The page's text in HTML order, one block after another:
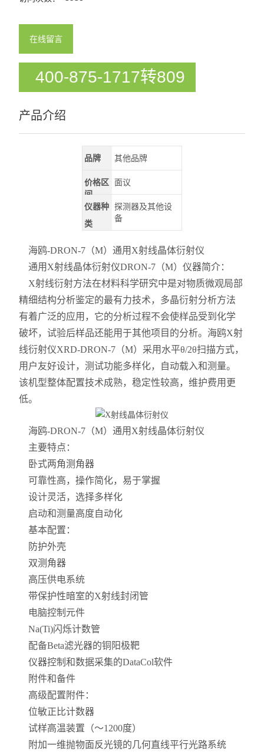
在线留言
400-875-1717转809
产品介绍
品牌 其他品牌
价格区
间
面议
仪器种
类
探测器及其他设
备
海鸥-DRON-7（M）通用X射线晶体衍射仪
通用X射线晶体衍射仪DRON-7（M）仪器简介：
X射线衍射方法在材料科学研究中是对物质微观局部
精细结构分析鉴定的最有力技术，多晶衍射分析方法
有着广泛的应用，它的分析过程不会使样品受到化学
破坏，试验后样品还能用于其他项目的分析。海鸥X射
线衍射仪XRD-DRON-7（M）采用水平θ/2θ扫描方式，
用户友好设计，测试功能多样化，自动载入和测量。
该机型整体配置技术成熟，稳定性较高，维护费用更
低。
海鸥-DRON-7（M）通用X射线晶体衍射仪
主要特点：
卧式两角测角器
可靠性高，操作简化，易于掌握
设计灵活，选择多样化
启动和测量高度自动化
基本配置：
防护外壳
双测角器
高压供电系统
带保护性暗室的X射线封闭管
电脑控制元件
Na(Ti)闪烁计数管
配备Beta滤光器的铜阳极靶
仪器控制和数据采集的DataCol软件
附件和备件
高级配置附件：
位敏正比计数器
试样高温装置（～1200度）
附加一维抛物面反光镜的几何直线平行光路系统